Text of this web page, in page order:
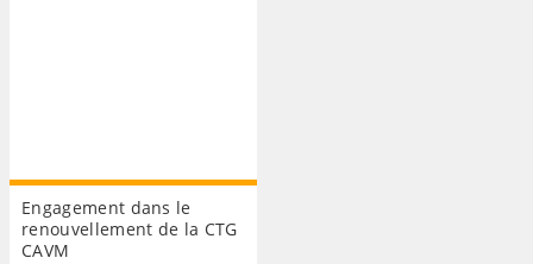
Engagement dans le
renouvellement de la CTG
CAVM